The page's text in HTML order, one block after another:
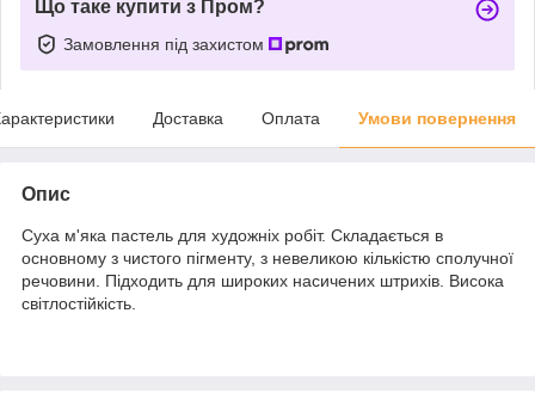
Що таке купити з Пром?
Замовлення під захистом
Доставка Оплата Умови повернення
Опис
Суха м'яка пастель для художніх робіт. Складається в
основному з чистого пігменту, з невеликою кількістю сполучної
речовини. Підходить для широких насичених штрихів. Висока
світлостійкість.